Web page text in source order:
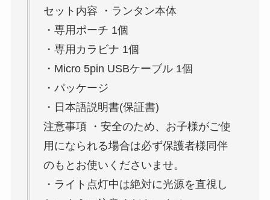
セット内容 ・ランタン本体
・専用ポーチ 1個
・専用カラビナ 1個
・Micro 5pin USBケーブル 1個
・パッケージ
・日本語説明書(保証書)
注意事項 ・安全のため、お子様がご使
用になられる場合は必ず保護者様同伴
のもとお使いくださいませ。
・ライト点灯中は絶対に光源を直視し